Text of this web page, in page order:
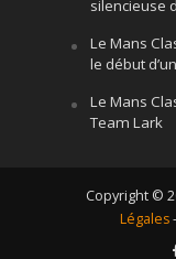
silencieuse
Le Mans
le début
Le Mans
Team Lark
Copyright ©
Légales-